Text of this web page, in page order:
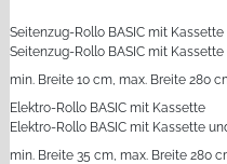
Seitenzug-Rollo BASIC mit Kassette
Seitenzug-Rollo BASIC mit
min. Breite 10 cm, max. Breite 280
Elektro-Rollo BASIC mit Kassette
Elektro-Rollo BASIC mit Kassette
min. Breite 35 cm, max. Breite 280